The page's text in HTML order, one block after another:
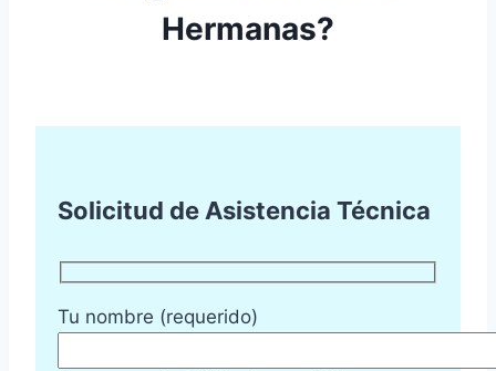
Hermanas?
Solicitud de Asistencia Técnica
Tu nombre (requerido)